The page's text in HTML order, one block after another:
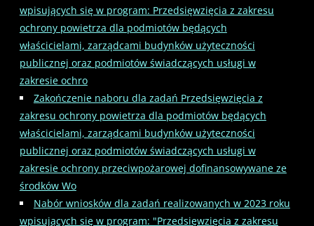
wpisujących się w program: Przedsięwzięcia z zakresu
ochrony powietrza dla podmiotów będących
właścicielami, zarządcami budynków użyteczności
publicznej oraz podmiotów świadczących usługi w
zakresie ochro
Zakończenie naboru dla zadań Przedsięwzięcia z
zakresu ochrony powietrza dla podmiotów będących
właścicielami, zarządcami budynków użyteczności
publicznej oraz podmiotów świadczących usługi w
zakresie ochrony przeciwpożarowej dofinansowywane ze
środków Wo
Nabór wniosków dla zadań realizowanych w 2023 roku
wpisujących się w program: "Przedsięwzięcia z zakresu